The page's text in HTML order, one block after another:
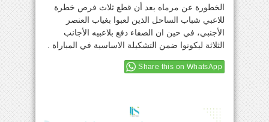
الخطورة عن مرماه بعد أن قطع ثلاث فرص خطرة
للاعبي شباب الساحل الذين لعبوا بغياب العنصر
الأجنبي، في حين ان الصفاء دفع بلاعبيه الأجانب
الثلاثة ليكونوا ضمن التشكيلة الاساسية في المباراة .
Share this on WhatsApp